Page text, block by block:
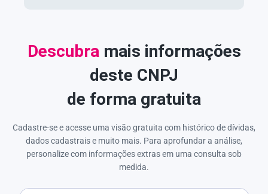
Descubra mais informações
deste CNPJ
de forma gratuita
Cadastre-se e acesse uma visão gratuita com histórico de dívidas,
dados cadastrais e muito mais. Para aprofundar a análise,
personalize com informações extras em uma consulta sob
medida.